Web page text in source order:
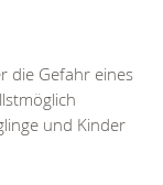
die Gefahr eines
und Kinder